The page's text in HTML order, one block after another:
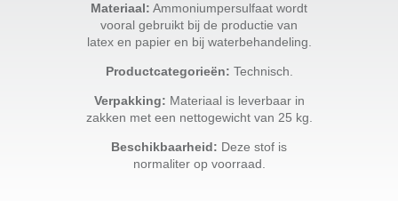
Materiaal: Ammoniumpersulfaat wordt
vooral gebruikt bij de productie van
latex en papier en bij waterbehandeling.
Productcategorieën: Technisch.
Verpakking: Materiaal is leverbaar in
zakken met een nettogewicht van 25 kg.
Beschikbaarheid: Deze stof is
normaliter op voorraad.